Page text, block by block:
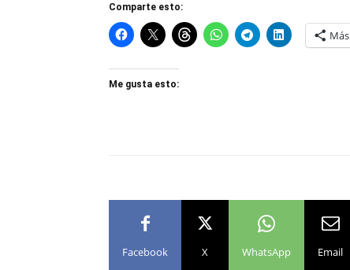
Comparte esto:
Más
Me gusta esto:
Facebook X WhatsApp Email